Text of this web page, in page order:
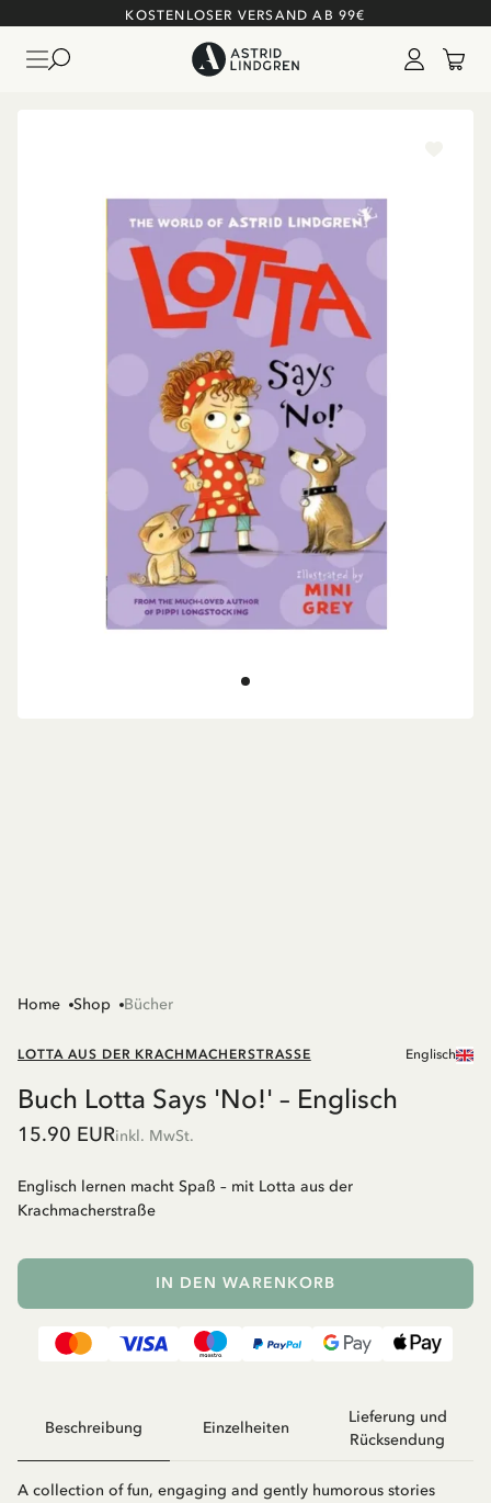
KOSTENLOSER VERSAND AB 99€
Home Shop Bücher
LOTTA AUS DER KRACHMACHERSTRASSE Englisch
Buch Lotta Says 'No!' – Englisch
15.90 EURinkl. MwSt.
Englisch lernen macht Spaß – mit Lotta aus der
Krachmacherstraße
IN DEN WARENKORB
Beschreibung Einzelheiten
Lieferung und
Rücksendung
A collection of fun, engaging and gently humorous stories